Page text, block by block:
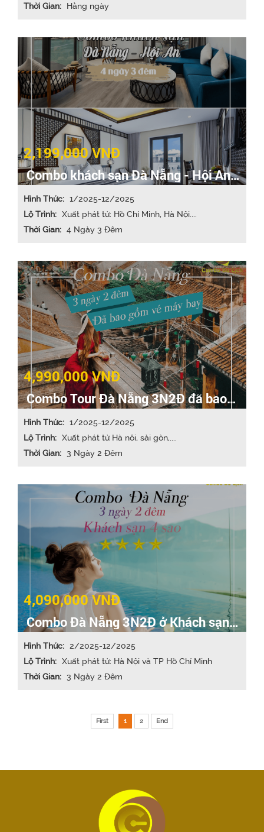
Thời Gian: Hằng ngày
2,199,000 VNĐ
Combo khách sạn Đà Nẵng - Hội An
4N3Đ
Hình Thức: 1/2025-12/2025
Lộ Trình: Xuất phát từ: Hồ Chí Minh, Hà Nội....
Thời Gian: 4 Ngày 3 Đêm
4,990,000 VNĐ
Combo Tour Đà Nẵng 3N2Đ đã bao
gồm vé máy bay
Hình Thức: 1/2025-12/2025
Lộ Trình: Xuất phát từ Hà nôi, sài gòn,....
Thời Gian: 3 Ngày 2 Đêm
4,090,000 VNĐ
Combo Đà Nẵng 3N2Đ ở Khách sạn
4* bao gồm VMB
Hình Thức: 2/2025-12/2025
Lộ Trình: Xuất phát từ: Hà Nội và TP Hồ Chí Minh
Thời Gian: 3 Ngày 2 Đêm
First 1 2 End